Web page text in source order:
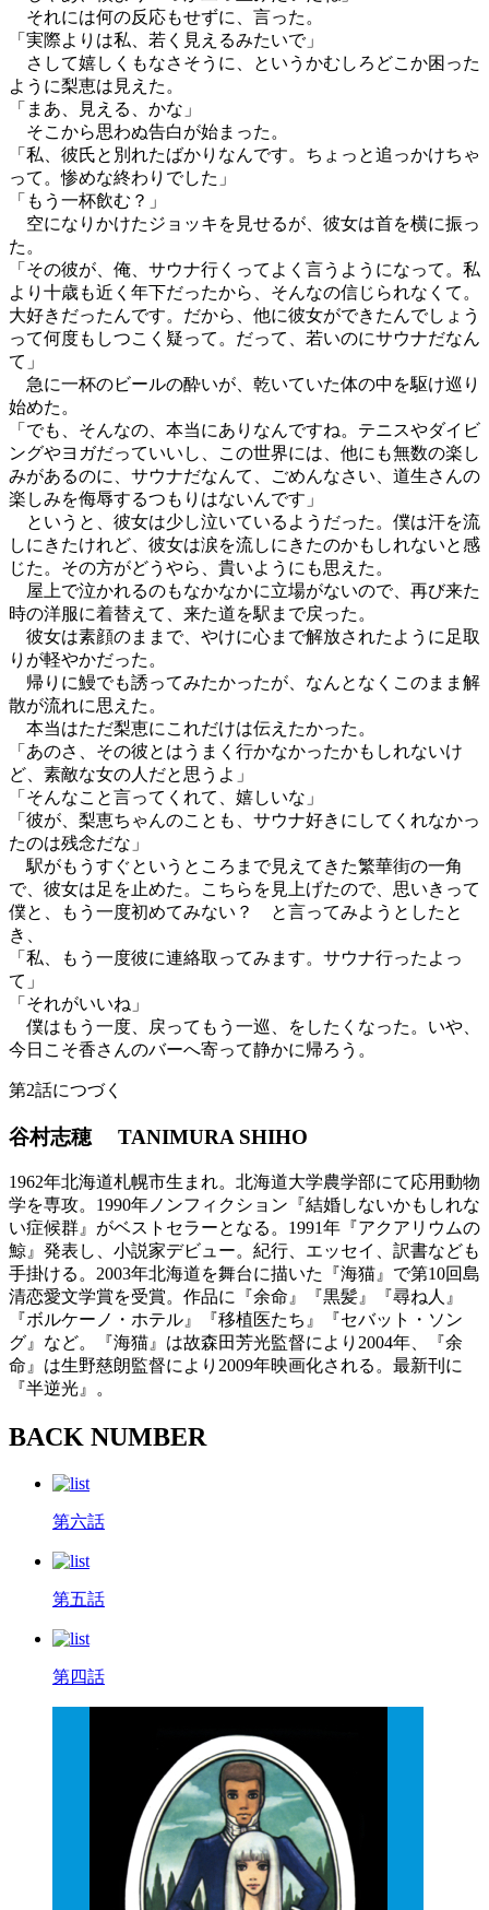
それには何の反応もせずに、言った。
「実際よりは私、若く見えるみたいで」
さして嬉しくもなさそうに、というかむしろどこか困った
ように梨恵は見えた。
「まあ、見える、かな」
そこから思わぬ告白が始まった。
「私、彼氏と別れたばかりなんです。ちょっと追っかけちゃ
って。惨めな終わりでした」
「もう一杯飲む？」
空になりかけたジョッキを見せるが、彼女は首を横に振っ
た。
「その彼が、俺、サウナ行くってよく言うようになって。私
より十歳も近く年下だったから、そんなの信じられなくて。
大好きだったんです。だから、他に彼女ができたんでしょう
って何度もしつこく疑って。だって、若いのにサウナだなん
て」
急に一杯のビールの酔いが、乾いていた体の中を駆け巡り
始めた。
「でも、そんなの、本当にありなんですね。テニスやダイビ
ングやヨガだっていいし、この世界には、他にも無数の楽し
みがあるのに、サウナだなんて、ごめんなさい、道生さんの
楽しみを侮辱するつもりはないんです」
というと、彼女は少し泣いているようだった。僕は汗を流
しにきたけれど、彼女は涙を流しにきたのかもしれないと感
じた。その方がどうやら、貴いようにも思えた。
屋上で泣かれるのもなかなかに立場がないので、再び来た
時の洋服に着替えて、来た道を駅まで戻った。
彼女は素顔のままで、やけに心まで解放されたように足取
りが軽やかだった。
帰りに鰻でも誘ってみたかったが、なんとなくこのまま解
散が流れに思えた。
本当はただ梨恵にこれだけは伝えたかった。
「あのさ、その彼とはうまく行かなかったかもしれないけ
ど、素敵な女の人だと思うよ」
「そんなこと言ってくれて、嬉しいな」
「彼が、梨恵ちゃんのことも、サウナ好きにしてくれなかっ
たのは残念だな」
駅がもうすぐというところまで見えてきた繁華街の一角
で、彼女は足を止めた。こちらを見上げたので、思いきって
僕と、もう一度初めてみない？ と言ってみようとしたと
き、
「私、もう一度彼に連絡取ってみます。サウナ行ったよっ
て」
「それがいいね」
僕はもう一度、戻ってもう一巡、をしたくなった。いや、
今日こそ香さんのバーへ寄って静かに帰ろう。
第2話につづく
谷村志穂 TANIMURA SHIHO
1962年北海道札幌市生まれ。北海道大学農学部にて応用動物
学を専攻。1990年ノンフィクション『結婚しないかもしれな
い症候群』がベストセラーとなる。1991年『アクアリウムの
鯨』発表し、小説家デビュー。紀行、エッセイ、訳書なども
手掛ける。2003年北海道を舞台に描いた『海猫』で第10回島
清恋愛文学賞を受賞。作品に『余命』『黒髪』『尋ね人』
『ボルケーノ・ホテル』『移植医たち』『セバット・ソン
グ』など。『海猫』は故森田芳光監督により2004年、『余
命』は生野慈朗監督により2009年映画化される。最新刊に
『半逆光』。
BACK NUMBER
第六話
第五話
第四話